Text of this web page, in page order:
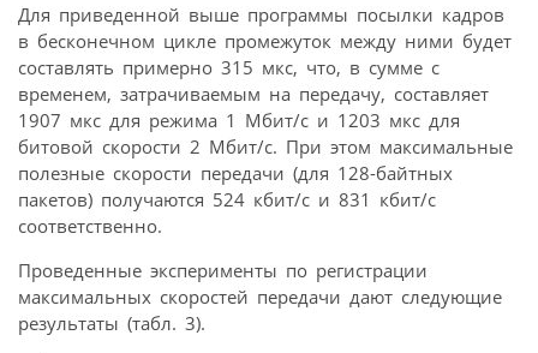
Для приведенной выше программы посылки кадров
в бесконечном цикле промежуток между ними будет
составлять примерно 315 мкс, что, в сумме с
временем, затрачиваемым на передачу, составляет
1907 мкс для режима 1 Мбит/с и 1203 мкс для
битовой скорости 2 Мбит/с. При этом максимальные
полезные скорости передачи (для 128-байтных
пакетов) получаются 524 кбит/с и 831 кбит/с
соответственно.
Проведенные эксперименты по регистрации
максимальных скоростей передачи дают следующие
результаты (табл. 3).